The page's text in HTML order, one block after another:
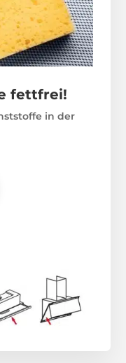
fettfrei!
in der